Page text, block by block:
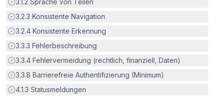
3.1.2 Sprache von Teilen
Erfüllt:
3.2.3 Konsistente Navigation
Erfüllt:
3.2.4 Konsistente Erkennung
Erfüllt:
3.3.3 Fehlerbeschreibung
Erfüllt:
3.3.4 Fehlervermeidung (rechtlich, finanziell, Daten)
Erfüllt:
3.3.8 Barrierefreie Authentifizierung (Minimum)
Erfüllt:
4.1.3 Statusmeldungen